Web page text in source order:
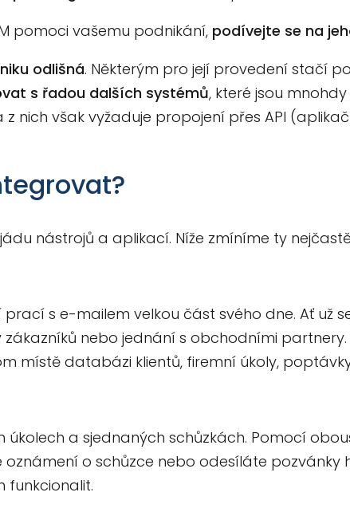
pomoci vašemu podnikání, podívejte se na
odlišná. Některým pro její provedení stačí
s řadou dalších systémů, které jsou
z nich však vyžaduje propojení přes API
nástrojů a aplikací. Níže zmíníme ty
s e-mailem velkou část svého dne. Ať už
nebo jednání s obchodními partnery.
místě databázi klientů, firemní úkoly,
a sjednaných schůzkách. Pomocí
o schůzce nebo odesíláte pozvánky
funkcionalit.